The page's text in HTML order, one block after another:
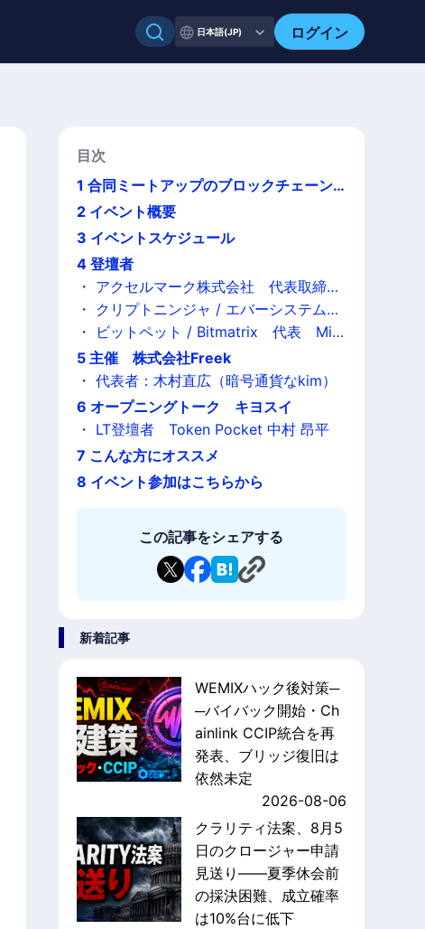
日本語(JP) ログイン
目次
1合同ミートアップのブロックチェーン
ゲームナイトが開催されます。
2 イベント概要
3 イベントスケジュール
4登壇者
・ アクセルマーク株式会社 代表取締役
社長 尾下 順治
・ クリプトニンジャ / エバーシステム株
式会社 代表取締役CEO 石田 陽之
・
ビットペット / Bitmatrix 代表 Mic
hael Chung
5主催 株式会社Freek
・代表者：木村直広（暗号通貨なkim）
6オープニングトーク キヨスイ
・ LT登壇者 Token Pocket 中村 昂平
7 こんな方にオススメ
8 イベント参加はこちらから
この記事をシェアする
新着記事
WEMIXハック後対策─
─バイバック開始・Ch
ainlink CCIP統合を再
発表、ブリッジ復旧は
依然未定
2026-08-06
クラリティ法案、8月5
日のクロージャー申請
見送り——夏季休会前
の採決困難、成立確率
は10%台に低下